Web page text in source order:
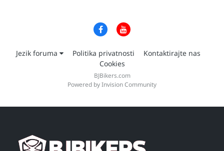
Jezik foruma Politika privatnosti
Kontaktirajte nas
Cookies
BJBikers.com
Powered by Invision Community